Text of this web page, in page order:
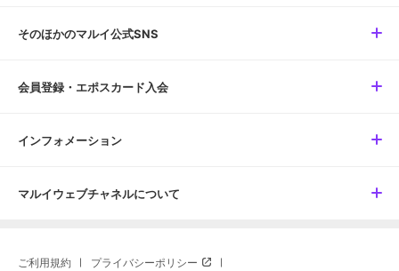
そのほかのマルイ公式SNS
会員登録・エポスカード入会
インフォメーション
マルイウェブチャネルについて
ご利用規約 プライバシーポリシー